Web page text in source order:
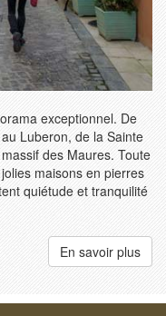
exceptionnel. De
Luberon, de la Sainte
des Maures. Toute
maisons en pierres
quiétude et tranquilité
En savoir plus